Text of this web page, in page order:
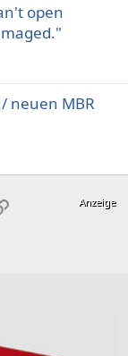
open
neuen MBR
Link